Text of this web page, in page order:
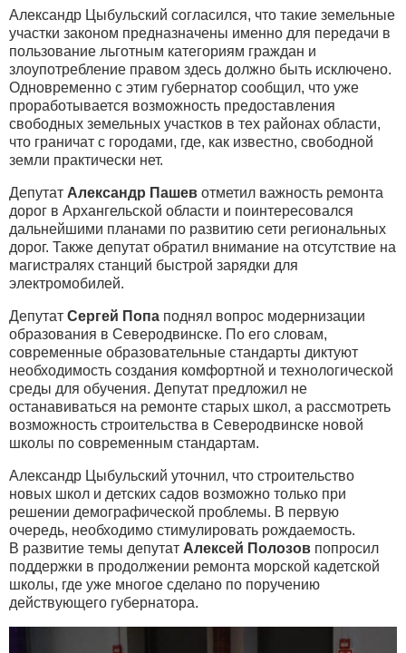
Александр Цыбульский согласился, что такие земельные
участки законом предназначены именно для передачи в
пользование льготным категориям граждан и
злоупотребление правом здесь должно быть исключено.
Одновременно с этим губернатор сообщил, что уже
проработывается возможность предоставления
свободных земельных участков в тех районах области,
что граничат с городами, где, как известно, свободной
земли практически нет.
Депутат Александр Пашев отметил важность ремонта
дорог в Архангельской области и поинтересовался
дальнейшими планами по развитию сети региональных
дорог. Также депутат обратил внимание на отсутствие на
магистралях станций быстрой зарядки для
электромобилей.
Депутат Сергей Попа поднял вопрос модернизации
образования в Северодвинске. По его словам,
современные образовательные стандарты диктуют
необходимость создания комфортной и технологической
среды для обучения. Депутат предложил не
останавиваться на ремонте старых школ, а рассмотреть
возможность строительства в Северодвинске новой
школы по современным стандартам.
Александр Цыбульский уточнил, что строительство
новых школ и детских садов возможно только при
решении демографической проблемы. В первую
очередь, необходимо стимулировать рождаемость.
В развитие темы депутат Алексей Полозов попросил
поддержки в продолжении ремонта морской кадетской
школы, где уже многое сделано по поручению
действующего губернатора.